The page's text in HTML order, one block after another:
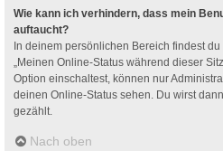
Wie kann ich verhindern, dass mein
auftaucht?
In deinem persönlichen Bereich findest
„Meinen Online-Status während dieser
Option einschaltest, können nur
deinen Online-Status sehen. Du wirst
gezählt.
Nach oben